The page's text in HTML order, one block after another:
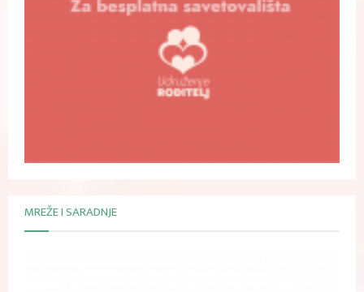
MREŽE I SARADNJE